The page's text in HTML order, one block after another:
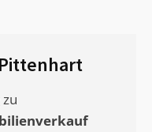
Pittenhart